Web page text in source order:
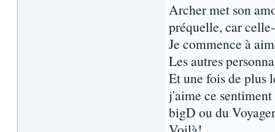
Archer met son
préquelle, car
Je commence à
Les autres
Et une fois de plus
j'aime ce
bigD ou du